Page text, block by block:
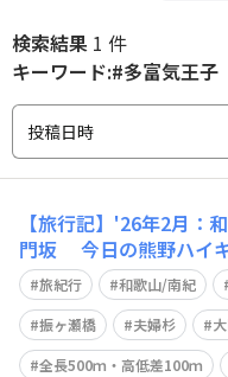
検索結果 1 件
キーワード:#多富気王子
投稿日時
【旅行記】'26年2月：
門坂 今日の熊野ハイキングは、熊野古道の仕上げのル
ート 熊野古道と言えば
の駐車場まで、バスで送迎
域とを振り分ける、霊
橋」を渡り 夫婦杉近く
旅紀行 和歌山/南紀
振ヶ瀬橋
夫婦杉
全長500ｍ・高低差100ｍ